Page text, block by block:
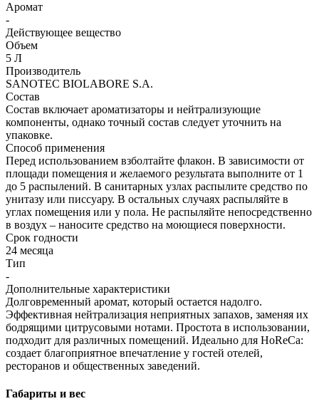
Аромат
-
Действующее вещество
Объем
5 Л
Производитель
SANOTEC BIOLABORE S.A.
Состав
Состав включает ароматизаторы и нейтрализующие
компоненты, однако точный состав следует уточнить на
упаковке.
Способ применения
Перед использованием взболтайте флакон. В зависимости от
площади помещения и желаемого результата выполните от 1
до 5 распылений. В санитарных узлах распылите средство по
унитазу или писсуару. В остальных случаях распыляйте в
углах помещения или у пола. Не распыляйте непосредственно
в воздух – наносите средство на моющиеся поверхности.
Срок годности
24 месяца
Тип
-
Дополнительные характеристики
Долговременный аромат, который остается надолго.
Эффективная нейтрализация неприятных запахов, заменяя их
бодрящими цитрусовыми нотами. Простота в использовании,
подходит для различных помещений. Идеально для HoReCa:
создает благоприятное впечатление у гостей отелей,
ресторанов и общественных заведений.
Габариты и вес